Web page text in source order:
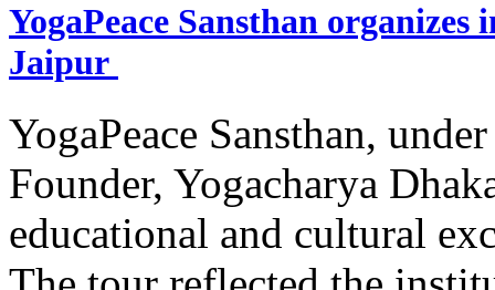
YogaPeace Sansthan
Jaipur
YogaPeace Sansthan,
Founder, Yogacharya
educational and cultural